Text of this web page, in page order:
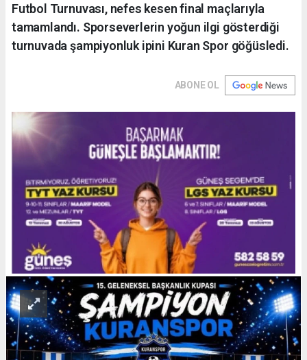
Futbol Turnuvası, nefes kesen final maçlarıyla
tamamlandı. Sporseverlerin yoğun ilgi gösterdiği
turnuvada şampiyonluk ipini Kuran Spor göğüsledi.
ABONE OL